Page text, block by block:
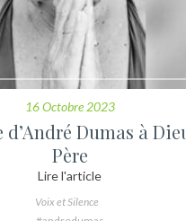
16 Octobre 2023
d’André Dumas à
Père
Lire l'article
Voix et Silence